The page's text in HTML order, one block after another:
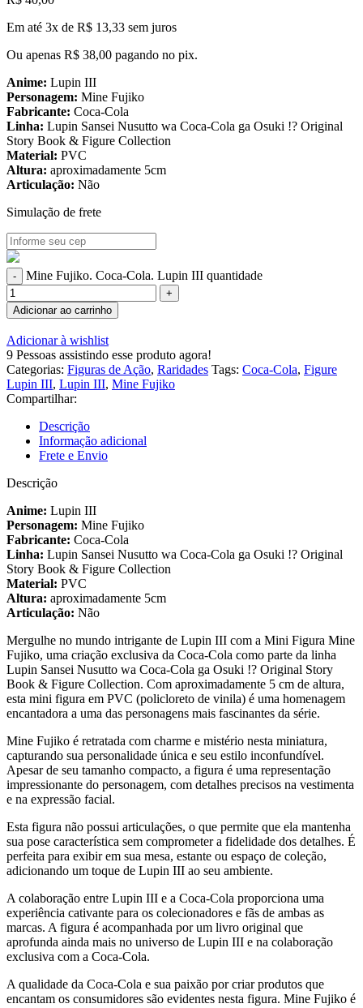
Em até 3x de R$ 13,33 sem juros
Ou apenas R$ 38,00 pagando no pix.
Anime: Lupin III
Personagem: Mine Fujiko
Fabricante: Coca-Cola
Linha: Lupin Sansei Nusutto wa Coca-Cola ga Osuki !? Original
Story Book & Figure Collection
Material: PVC
Altura: aproximadamente 5cm
Articulação: Não
Simulação de frete
Mine Fujiko. Coca-Cola. Lupin III quantidade
Adicionar ao carrinho
Adicionar à wishlist
9 Pessoas assistindo esse produto agora!
Categorias: Figuras de Ação, Raridades Tags: Coca-Cola, Figure
Lupin III, Lupin III, Mine Fujiko
Compartilhar:
Descrição
Informação adicional
Frete e Envio
Descrição
Anime: Lupin III
Personagem: Mine Fujiko
Fabricante: Coca-Cola
Linha: Lupin Sansei Nusutto wa Coca-Cola ga Osuki !? Original
Story Book & Figure Collection
Material: PVC
Altura: aproximadamente 5cm
Articulação: Não
Mergulhe no mundo intrigante de Lupin III com a Mini Figura Mine
Fujiko, uma criação exclusiva da Coca-Cola como parte da linha
Lupin Sansei Nusutto wa Coca-Cola ga Osuki !? Original Story
Book & Figure Collection. Com aproximadamente 5 cm de altura,
esta mini figura em PVC (policloreto de vinila) é uma homenagem
encantadora a uma das personagens mais fascinantes da série.
Mine Fujiko é retratada com charme e mistério nesta miniatura,
capturando sua personalidade única e seu estilo inconfundível.
Apesar de seu tamanho compacto, a figura é uma representação
impressionante do personagem, com detalhes precisos na vestimenta
e na expressão facial.
Esta figura não possui articulações, o que permite que ela mantenha
sua pose característica sem comprometer a fidelidade dos detalhes. É
perfeita para exibir em sua mesa, estante ou espaço de coleção,
adicionando um toque de Lupin III ao seu ambiente.
A colaboração entre Lupin III e a Coca-Cola proporciona uma
experiência cativante para os colecionadores e fãs de ambas as
marcas. A figura é acompanhada por um livro original que
aprofunda ainda mais no universo de Lupin III e na colaboração
exclusiva com a Coca-Cola.
A qualidade da Coca-Cola e sua paixão por criar produtos que
encantam os consumidores são evidentes nesta figura. Mine Fujiko é